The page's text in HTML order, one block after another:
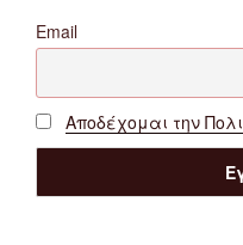
Email
Αποδέχομαι την